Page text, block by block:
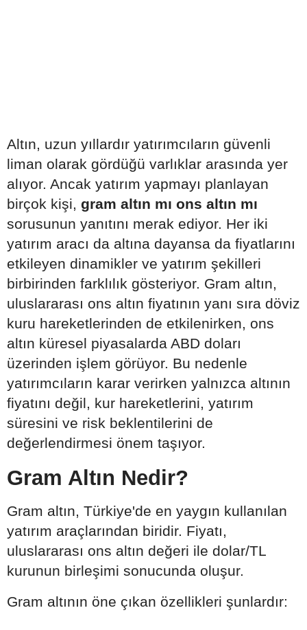
Altın, uzun yıllardır yatırımcıların güvenli
liman olarak gördüğü varlıklar arasında yer
alıyor. Ancak yatırım yapmayı planlayan
birçok kişi, gram altın mı ons altın mı
sorusunun yanıtını merak ediyor. Her iki
yatırım aracı da altına dayansa da fiyatlarını
etkileyen dinamikler ve yatırım şekilleri
birbirinden farklılık gösteriyor. Gram altın,
uluslararası ons altın fiyatının yanı sıra döviz
kuru hareketlerinden de etkilenirken, ons
altın küresel piyasalarda ABD doları
üzerinden işlem görüyor. Bu nedenle
yatırımcıların karar verirken yalnızca altının
fiyatını değil, kur hareketlerini, yatırım
süresini ve risk beklentilerini de
değerlendirmesi önem taşıyor.
Gram Altın Nedir?
Gram altın, Türkiye'de en yaygın kullanılan
yatırım araçlarından biridir. Fiyatı,
uluslararası ons altın değeri ile dolar/TL
kurunun birleşimi sonucunda oluşur.
Gram altının öne çıkan özellikleri şunlardır: